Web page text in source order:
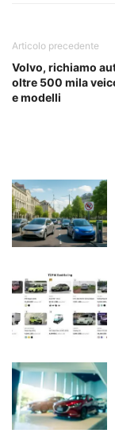
Articolo precedente
Volvo, richiamo
oltre 500 mila
e modelli